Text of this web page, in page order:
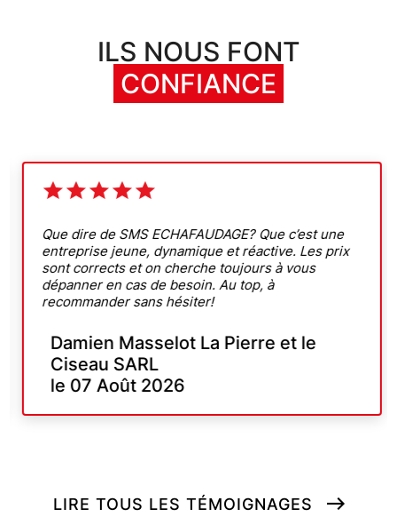
ILS NOUS FONT
CONFIANCE
Que dire de SMS ECHAFAUDAGE? Que c’est une
entreprise jeune, dynamique et réactive. Les prix
sont corrects et on cherche toujours à vous
dépanner en cas de besoin. Au top, à
recommander sans hésiter!
Damien Masselot La Pierre et le
Ciseau SARL
le 07 Août 2026
LIRE TOUS LES TÉMOIGNAGES